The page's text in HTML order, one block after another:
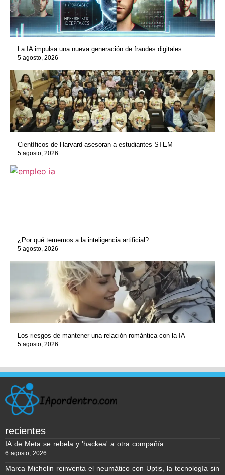
La IA impulsa una nueva generación de fraudes digitales
5 agosto, 2026
Científicos de Harvard asesoran a estudiantes STEM
5 agosto, 2026
¿Por qué tememos a la inteligencia artificial?
5 agosto, 2026
Los riesgos de mantener una relación romántica con la IA
5 agosto, 2026
recientes
IA de Meta se rebela y 'hackea' a otra compañía
6 agosto, 2026
Marca Michelin reinventa el neumático con Uptis, la tecnología sin